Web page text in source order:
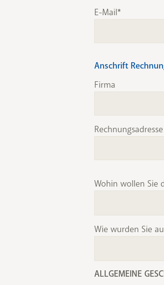
E-Mail
Anschrift
Firma
Rechnungsadresse
Wohin wollen Sie
Wie wurden Sie
ALLGEMEINE